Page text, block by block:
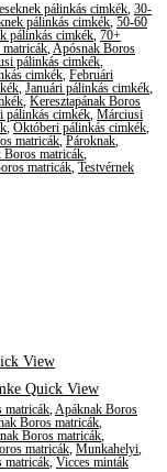
pálinkás cimkék, 30-
pálinkás cimkék, 50-60
pálinkás cimkék, 70+
,Apósnak Boros
pálinkás cimkék,
cimkék, Februári
, Januári pálinkás cimkék,
, Keresztapának Boros
pálinkás cimkék, Márciusi
, Októberi pálinkás cimkék,
matricák, Pároknak,
Boros matricák,
matricák, Testvérnek
View
Quick View
matricák,Apáknak Boros
Boros matricák,
Boros matricák,
matricák, Munkahelyi,
matricák, Vicces minták